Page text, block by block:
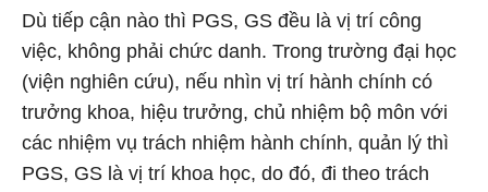
Dù tiếp cận nào thì PGS, GS đều là vị trí công
việc, không phải chức danh. Trong trường đại học
(viện nghiên cứu), nếu nhìn vị trí hành chính có
trưởng khoa, hiệu trưởng, chủ nhiệm bộ môn với
các nhiệm vụ trách nhiệm hành chính, quản lý thì
PGS, GS là vị trí khoa học, do đó, đi theo trách